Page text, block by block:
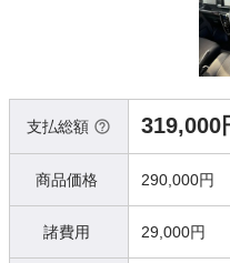
支払総額 319,000
商品価格 290,000円
諸費用 29,000円